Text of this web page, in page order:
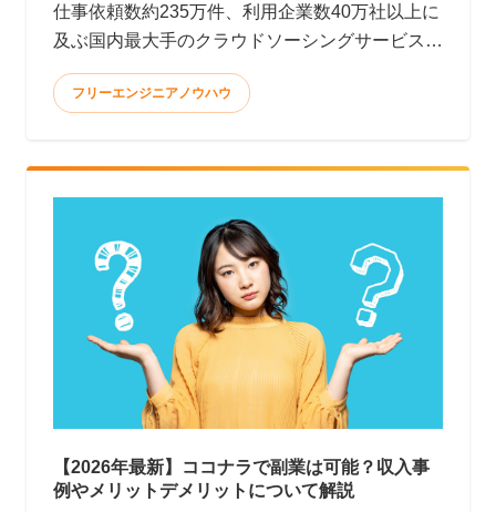
仕事依頼数約235万件、利用企業数40万社以上に
及ぶ国内最大手のクラウドソーシングサービスで
す。(2022年9月時点)
フリーエンジニアノウハウ
【2026年最新】ココナラで副業は可能？収入事
例やメリットデメリットについて解説